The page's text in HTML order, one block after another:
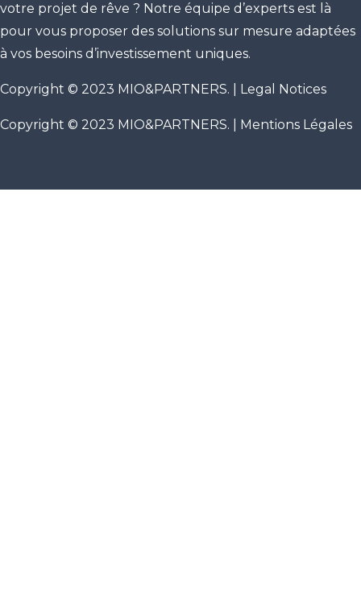
votre projet de rêve ? Notre équipe d’experts est là
pour vous proposer des solutions sur mesure adaptées
à vos besoins d’investissement uniques.
Copyright © 2023 MIO&PARTNERS. | Legal Notices
Copyright © 2023 MIO&PARTNERS. | Mentions Légales